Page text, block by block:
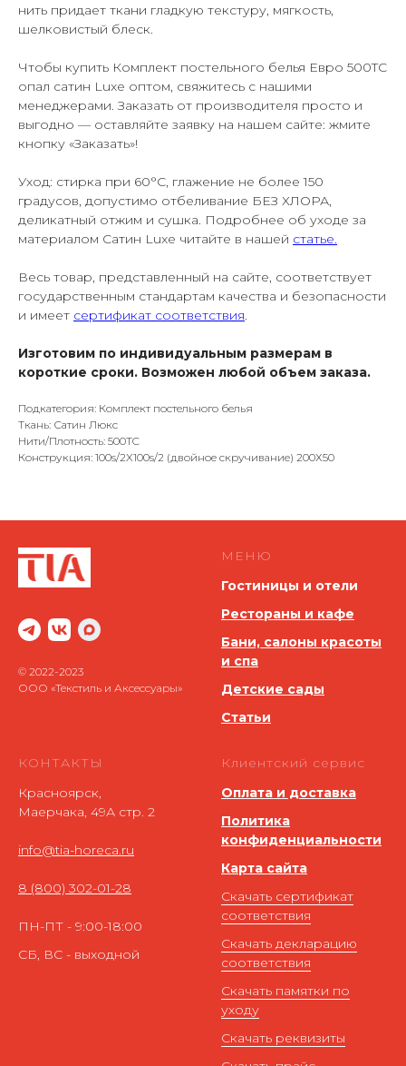
нить придает ткани гладкую текстуру, мягкость,
шелковистый блеск.
Чтобы купить Комплект постельного белья Евро 500TC
опал сатин Luxe оптом, свяжитесь с нашими
менеджерами. Заказать от производителя просто и
выгодно — оставляйте заявку на нашем сайте: жмите
кнопку «Заказать»!
Уход: стирка при 60°С, глажение не более 150
градусов, допустимо отбеливание БЕЗ ХЛОРА,
деликатный отжим и сушка. Подробнее об уходе за
материалом Сатин Luxe читайте в нашей статье.
Весь товар, представленный на сайте, соответствует
государственным стандартам качества и безопасности
и имеет сертификат соответствия.
Изготовим по индивидуальным размерам в
короткие сроки. Возможен любой объем заказа.
Подкатегория: Комплект постельного белья
Ткань: Сатин Люкс
Нити/Плотность: 500TC
Конструкция: 100s/2X100s/2 (двойное скручивание) 200Х50
© 2022-2023
ООО «Текстиль и Аксессуары»
МЕНЮ
Гостиницы и отели
Рестораны и кафе
Бани, салоны красоты
и спа
Детские сады
Статьи
КОНТАКТЫ
Красноярск,
Маерчака, 49А стр. 2
info@tia-horeca.ru
8 (800) 302-01-28
ПН-ПТ - 9:00-18:00
СБ, ВС - выходной
Клиентский сервис
Оплата и доставка
Политика
конфиденциальности
Карта сайта
Скачать сертификат
соответствия
Скачать декларацию
соответствия
Скачать памятки по
уходу
Скачать реквизиты